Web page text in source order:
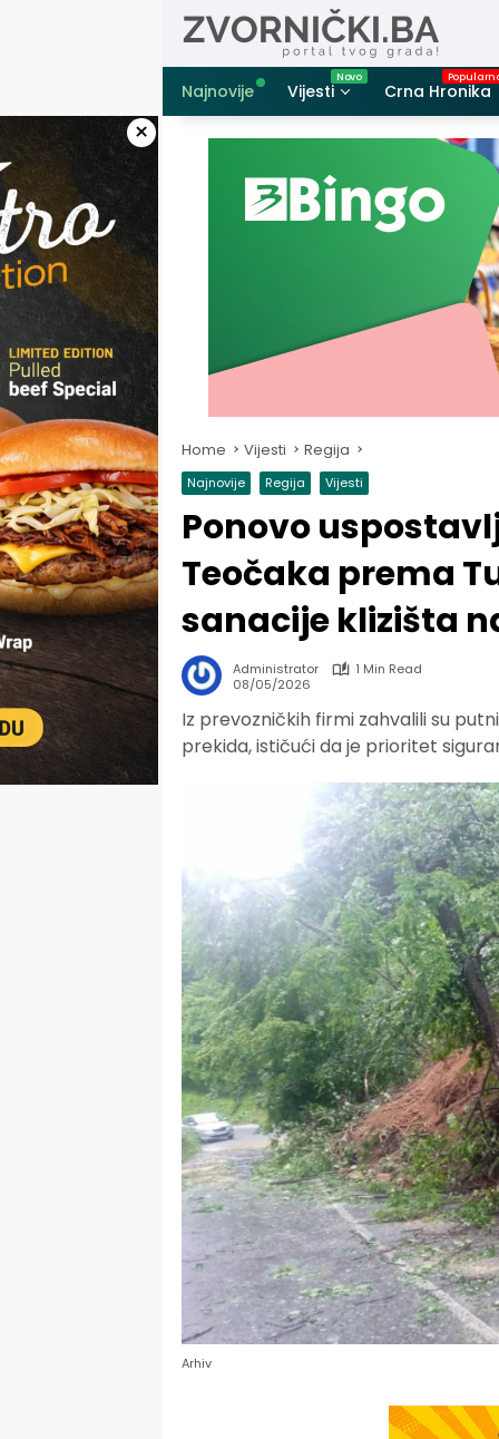
Najnovije
Vijesti Crna Hronika
×
Home Vijesti Regija
Najnovije Regija Vijesti
Ponovo
Teočaka prema
sanacije klizišta
Administrator
1 Min Read
08/05/2026
Iz prevozničkih firmi zahvalili su
prekida, ističući da je prioritet
Arhiv